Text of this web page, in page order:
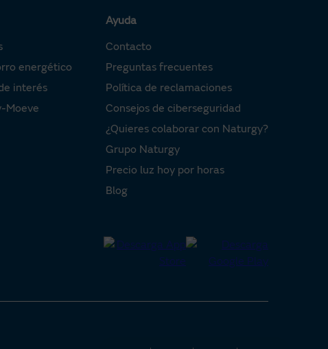
energético
interés
Moeve
Ayuda
Contacto
Preguntas frecuentes
Política de reclamaciones
Consejos de ciberseguridad
¿Quieres colaborar con Naturgy?
Grupo Naturgy
Precio luz hoy por horas
Blog